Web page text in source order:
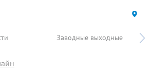
Заводные выходные